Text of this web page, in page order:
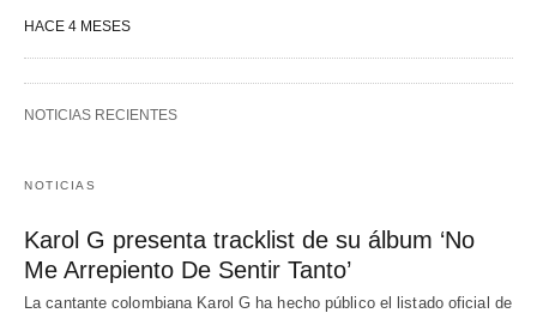
HACE 4 MESES
NOTICIAS RECIENTES
NOTICIAS
Karol G presenta tracklist de su álbum ‘No
Me Arrepiento De Sentir Tanto’
La cantante colombiana Karol G ha hecho público el listado oficial de